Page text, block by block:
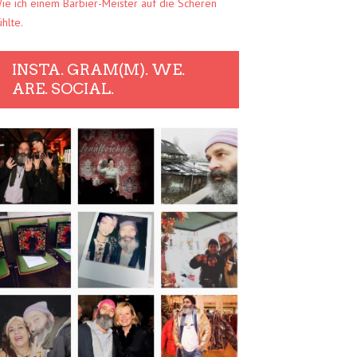
ich einem Barbier-Meister auf die Scheren
INSTA. GRAM(M). WE.
ARE. SOCIAL.